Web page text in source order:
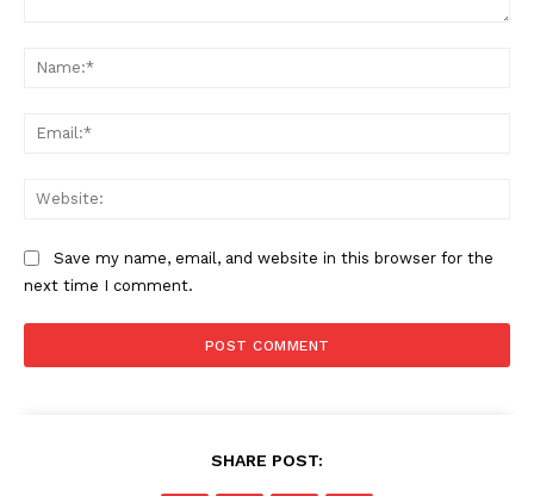
Save my name, email, and website in this browser for the
next time I comment.
SHARE POST: